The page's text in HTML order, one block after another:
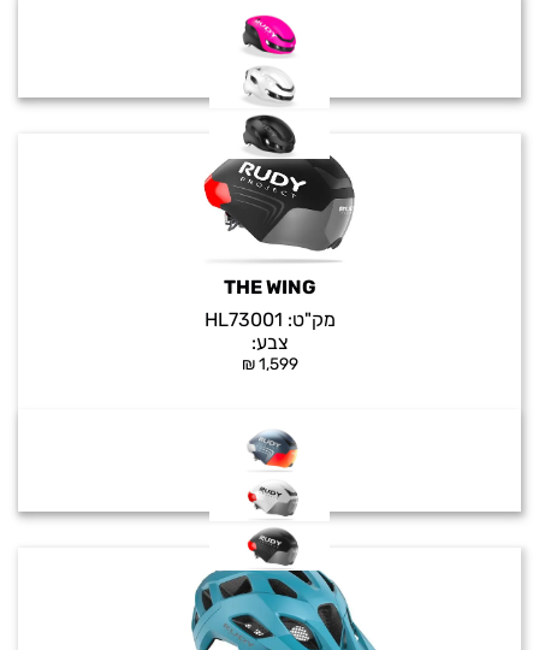
THE WING
מק"ט: HL73001
צבע:
₪1,599